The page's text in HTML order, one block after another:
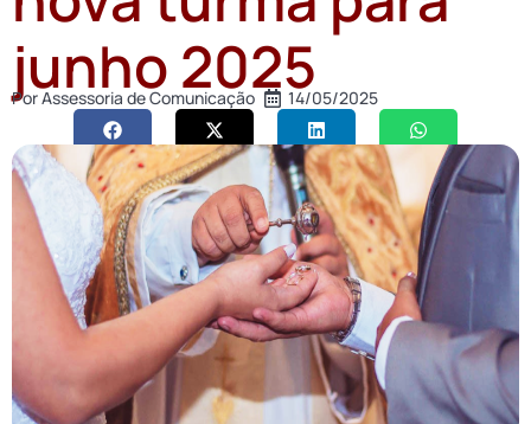
junho 2025
PorAssessoria de Comunicação 14/05/2025